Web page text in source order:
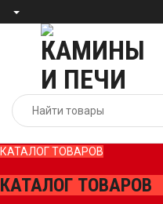
КАТАЛОГ ТОВАРОВ
КАТАЛОГ ТОВАРОВ